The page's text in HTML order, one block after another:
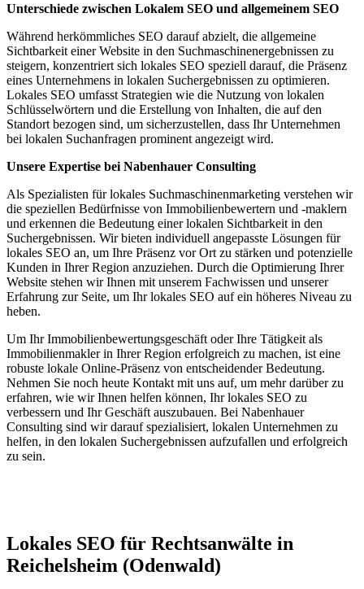
Unterschiede zwischen Lokalem SEO und allgemeinem SEO
Während herkömmliches SEO darauf abzielt, die allgemeine
Sichtbarkeit einer Website in den Suchmaschinenergebnissen zu
steigern, konzentriert sich lokales SEO speziell darauf, die Präsenz
eines Unternehmens in lokalen Suchergebnissen zu optimieren.
Lokales SEO umfasst Strategien wie die Nutzung von lokalen
Schlüsselwörtern und die Erstellung von Inhalten, die auf den
Standort bezogen sind, um sicherzustellen, dass Ihr Unternehmen
bei lokalen Suchanfragen prominent angezeigt wird.
Unsere Expertise bei Nabenhauer Consulting
Als Spezialisten für lokales Suchmaschinenmarketing verstehen wir
die speziellen Bedürfnisse von Immobilienbewertern und -maklern
und erkennen die Bedeutung einer lokalen Sichtbarkeit in den
Suchergebnissen. Wir bieten individuell angepasste Lösungen für
lokales SEO an, um Ihre Präsenz vor Ort zu stärken und potenzielle
Kunden in Ihrer Region anzuziehen. Durch die Optimierung Ihrer
Website stehen wir Ihnen mit unserem Fachwissen und unserer
Erfahrung zur Seite, um Ihr lokales SEO auf ein höheres Niveau zu
heben.
Um Ihr Immobilienbewertungsgeschäft oder Ihre Tätigkeit als
Immobilienmakler in Ihrer Region erfolgreich zu machen, ist eine
robuste lokale Online-Präsenz von entscheidender Bedeutung.
Nehmen Sie noch heute Kontakt mit uns auf, um mehr darüber zu
erfahren, wie wir Ihnen helfen können, Ihr lokales SEO zu
verbessern und Ihr Geschäft auszubauen. Bei Nabenhauer
Consulting sind wir darauf spezialisiert, lokalen Unternehmen zu
helfen, in den lokalen Suchergebnissen aufzufallen und erfolgreich
zu sein.
Lokales SEO für Rechtsanwälte in
Reichelsheim (Odenwald)